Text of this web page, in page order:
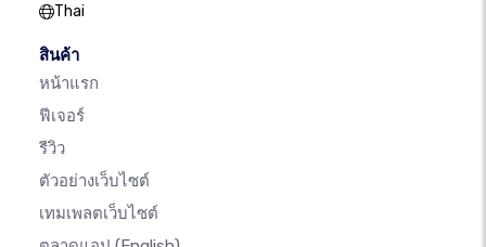
Thai
สินค้า
หน้าแรก
ฟีเจอร์
รีวิว
ตัวอย่างเว็บไซต์
เทมเพลตเว็บไซต์